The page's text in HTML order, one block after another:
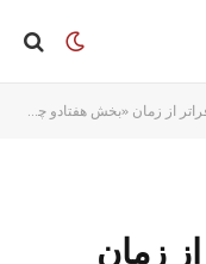
از زمان «بخش هفتادو چهارم»
زمان